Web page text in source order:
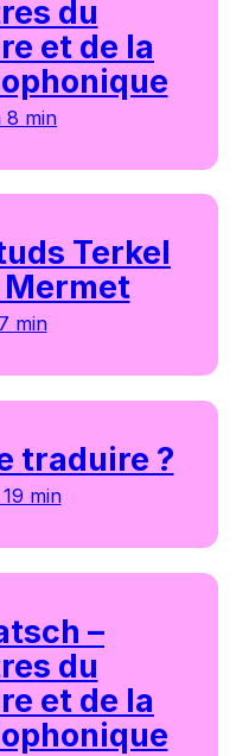
du
et de la
8 min
Terkel
Mermet
min
traduire ?
min
–
du
et de la